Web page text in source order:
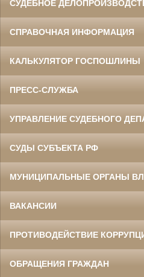
СУДЕБНОЕ
СПРАВОЧНАЯ ИНФОРМАЦИЯ
КАЛЬКУЛЯТОР ГОСПОШЛИНЫ
ПРЕСС-СЛУЖБА
УПРАВЛЕНИЕ СУДЕБНОГО
СУДЫ СУБЪЕКТА РФ
МУНИЦИПАЛЬНЫЕ ОРГАНЫ
ВАКАНСИИ
ПРОТИВОДЕЙСТВИЕ
ОБРАЩЕНИЯ ГРАЖДАН